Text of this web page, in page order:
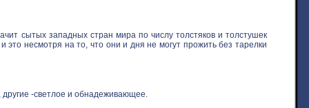
сытых западных стран мира по числу толстяков и толстушек
это несмотря на то, что они и дня не могут прожить без тарелки
другие -светлое и обнадеживающее.